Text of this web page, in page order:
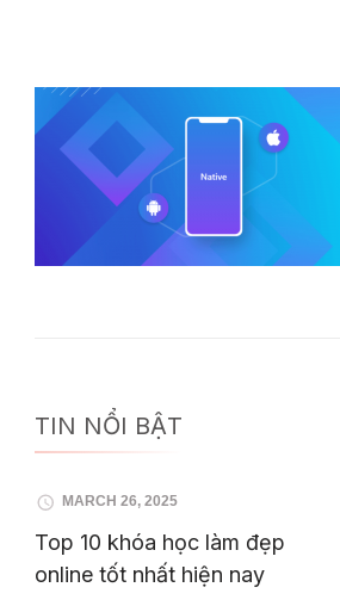
TIN NỔI BẬT
MARCH 26, 2025
Top 10 khóa học làm đẹp
online tốt nhất hiện nay